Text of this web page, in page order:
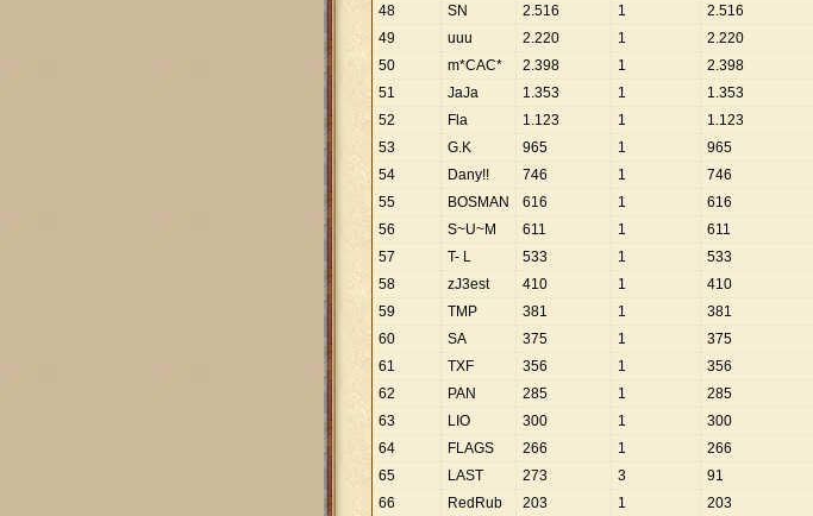
48
SN 2.516 1 2.516
49
uuu 2.220 1 2.220
50
m*CAC* 2.398 1 2.398
51
JaJa 1.353 1 1.353
52
Fla 1.123 1 1.123
53
G.K 965 1 965
54
Dany!! 746 1 746
55
BOSMAN 616 1 616
56
S~U~M 611 1 611
57
T- L 533 1 533
58
zJ3est 410 1 410
59
TMP 381 1 381
60
SA 375 1 375
61
TXF 356 1 356
62
PAN 285 1 285
63
LIO 300 1 300
64
FLAGS 266 1 266
65
LAST 273 3 91
66
RedRub 203 1 203